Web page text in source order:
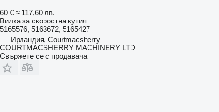
60 € ≈ 117,60 лв.
Вилка за скоростна кутия
5165576, 5163672, 5165427
Ирландия, Courtmacsherry
COURTMACSHERRY MACHINERY LTD
Свържете се с продавача